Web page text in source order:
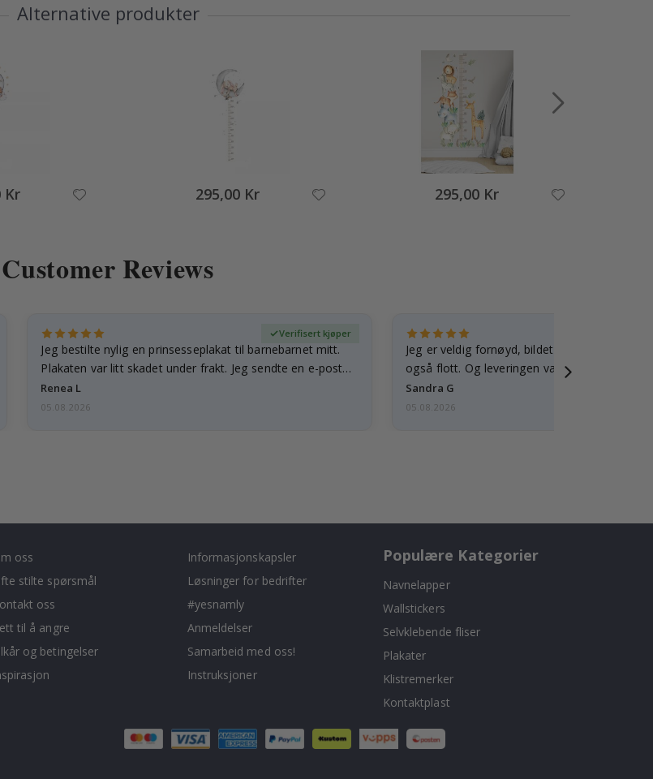
Alternative produkter
Kr 295,00 Kr 295,00 Kr
Customer Reviews
Jeg bestilte nylig en prinsesseplakat til barnebarnet mitt.
Plakaten var litt skadet under frakt. Jeg sendte en e-post…
Renea L
Verifisert kjøper
05.08.2026
Jeg er veldig fornøyd, bildet er godt laget og
også flott. Og leveringen var rask.
Sandra G
05.08.2026
oss
stilte spørsmål
oss
til å angre
og betingelser
Informasjonskapsler
Løsninger for bedrifter
#yesnamly
Anmeldelser
Samarbeid med oss!
Instruksjoner
Populære Kategorier
Navnelapper
Wallstickers
Selvklebende fliser
Plakater
Klistremerker
Kontaktplast